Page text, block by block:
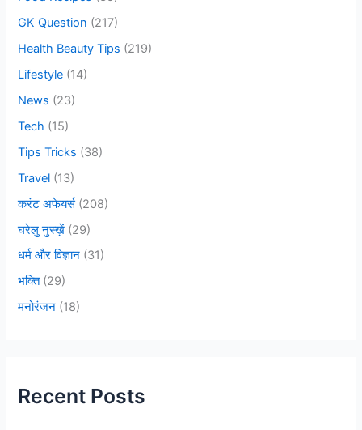
:
GK Question (217)
Health Beauty Tips (219)
Lifestyle (14)
News (23)
Tech (15)
Tips Tricks (38)
Travel (13)
करंट अफेयर्स(208)
घरेलु नुस्ख़ें (29)
धर्म और विज्ञान (31)
भक्ति(29)
मनोरंजन (18)
Recent Posts